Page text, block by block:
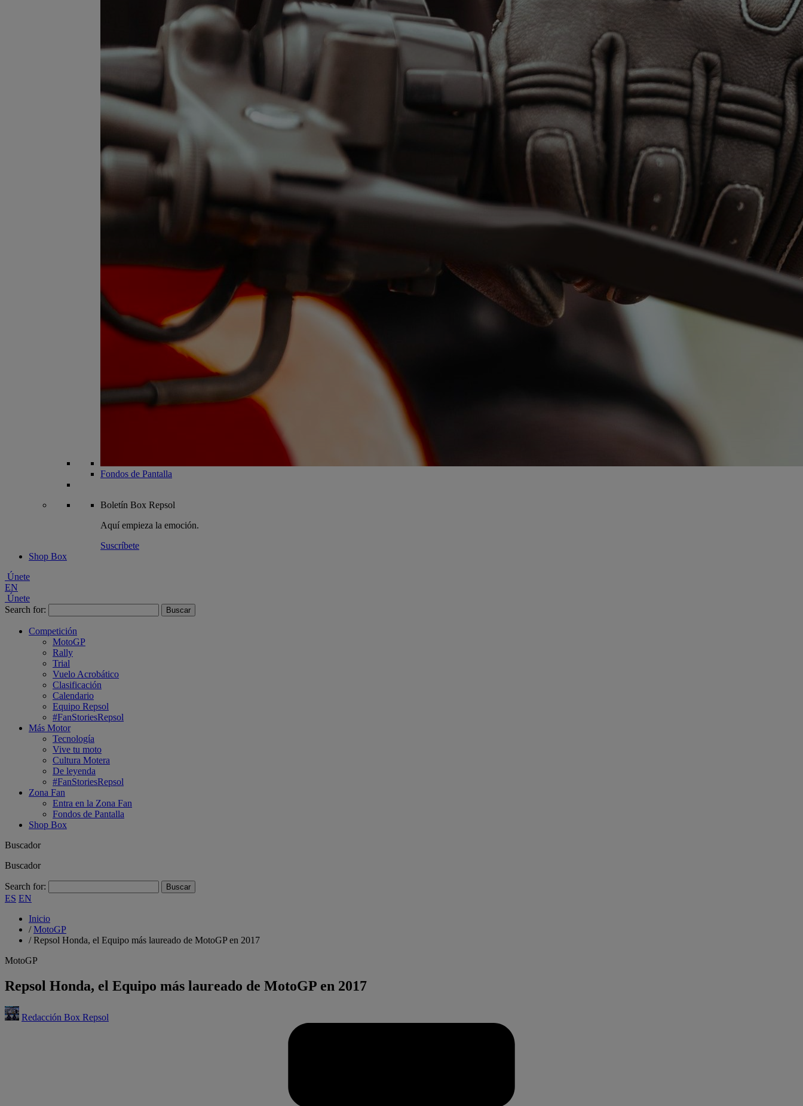
Fondos de Pantalla
Boletín Box Repsol
Aquí empieza la emoción.
Suscríbete
Shop Box
Únete
EN
Únete
Search for:
Competición
MotoGP
Rally
Trial
Vuelo Acrobático
Clasificación
Calendario
Equipo Repsol
#FanStoriesRepsol
Más Motor
Tecnología
Vive tu moto
Cultura Motera
De leyenda
#FanStoriesRepsol
Zona Fan
Entra en la Zona Fan
Fondos de Pantalla
Shop Box
Buscador
Buscador
Search for:
ES EN
Inicio
/MotoGP
/Repsol Honda, el Equipo más laureado de MotoGP en 2017
MotoGP
Repsol Honda, el Equipo más laureado de MotoGP en 2017
Redacción Box Repsol